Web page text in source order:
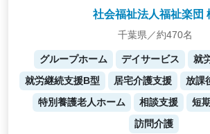
社会福祉法人福祉楽団
千葉県／約470名
グループホーム デイサービス
就
就労継続支援B型
居宅介護支援
放課
特別養護老人ホーム
相談支援
短
訪問介護